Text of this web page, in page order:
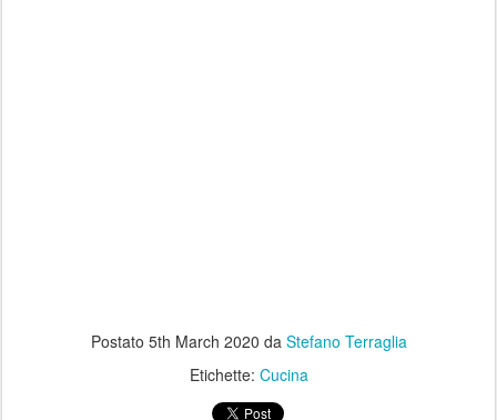
Postato 5th March 2020 da Stefano Terraglia
Etichette: Cucina